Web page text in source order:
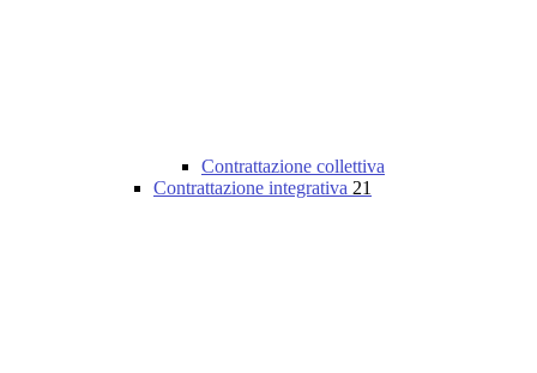
Contrattazione collettiva
Contrattazione integrativa 21